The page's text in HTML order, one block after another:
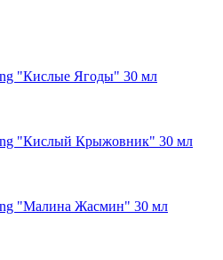
"Кислые Ягоды" 30 мл
"Кислый Крыжовник" 30 мл
"Малина Жасмин" 30 мл